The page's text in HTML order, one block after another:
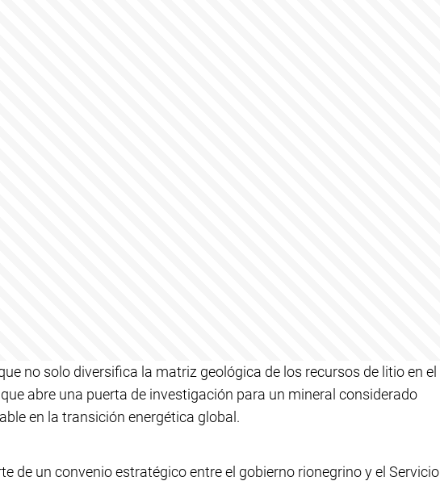
no solo diversifica la matriz geológica de los recursos de litio en el
abre una puerta de investigación para un mineral considerado
en la transición energética global.
de un convenio estratégico entre el gobierno rionegrino y el Servicio